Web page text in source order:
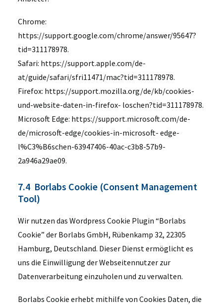
Chrome:
https://support.google.com/chrome/answer/95647?
tid=311178978.
Safari: https://support.apple.com/de-
at/guide/safari/sfri11471/mac?tid=311178978.
Firefox: https://support.mozilla.org/de/kb/cookies-
und-website-daten-in-firefox- loschen?tid=311178978.
Microsoft Edge: https://support.microsoft.com/de-
de/microsoft-edge/cookies-in-microsoft- edge-
l%C3%B6schen-63947406-40ac-c3b8-57b9-
2a946a29ae09.
7.4 Borlabs Cookie (Consent Management
Tool)
Wir nutzen das Wordpress Cookie Plugin “Borlabs
Cookie” der Borlabs GmbH, Rübenkamp 32, 22305
Hamburg, Deutschland. Dieser Dienst ermöglicht es
uns die Einwilligung der Webseitennutzer zur
Datenverarbeitung einzuholen und zu verwalten.
Borlabs Cookie erhebt mithilfe von Cookies Daten, die